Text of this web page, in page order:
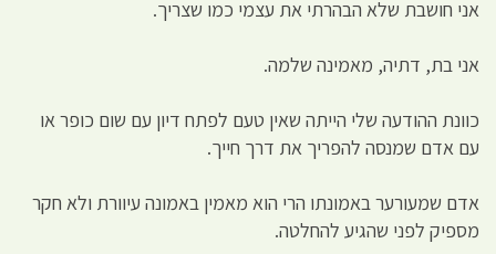
אני חושבת שלא הבהרתי את עצמי כמו שצריך.
אני בת, דתיה, מאמינה שלמה.
כוונת ההודעה שלי הייתה שאין טעם לפתח דיון עם שום כופר או
עם אדם שמנסה להפריך את דרך חייך.
אדם שמעורער באמונתו הרי הוא מאמין באמונה עיוורת ולא חקר
מספיק לפני שהגיע להחלטה.